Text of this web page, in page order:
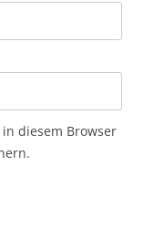
diesem Browser